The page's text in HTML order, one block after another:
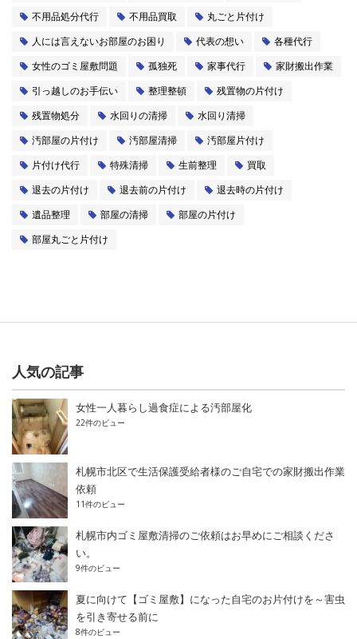
不用品処分代行
不用品買取
丸ごと片付け
人には言えないお部屋のお困り
代表の想い
各種代行
女性のゴミ屋敷問題
孤独死 家事代行
家財搬出作業
引っ越しのお手伝い
整理整頓
残置物の片付け
残置物処分
水回りの清掃
水回り清掃
汚部屋の片付け
汚部屋清掃
汚部屋片付け
片付け代行
特殊清掃 生前整理
買取
退去の片付け
退去前の片付け
退去時の片付け
遺品整理
部屋の清掃
部屋の片付け
部屋丸ごと片付け
人気の記事
女性一人暮らし過食症による汚部屋化
22件のビュー
札幌市北区で生活保護受給者様のご自宅での家財搬出作業
依頼
11件のビュー
札幌市内ゴミ屋敷清掃のご依頼はお早めにご相談くださ
い。
9件のビュー
夏に向けて【ゴミ屋敷】になった自宅のお片付けを～害虫
を引き寄せる前に
8件のビュー